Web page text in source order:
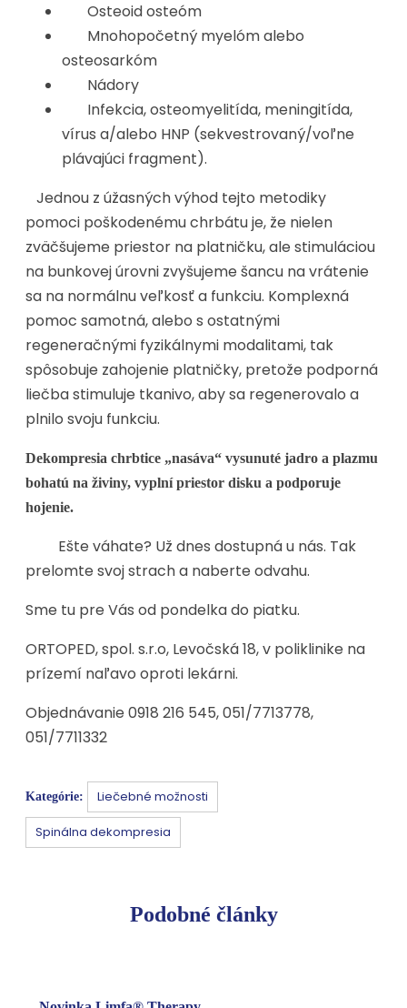
Osteoid osteóm
Mnohopočetný myelóm alebo
osteosarkóm
Nádory
Infekcia, osteomyelitída, meningitída,
vírus a/alebo HNP (sekvestrovaný/voľne
plávajúci fragment).
Jednou z úžasných výhod tejto metodiky
pomoci poškodenému chrbátu je, že nielen
zväčšujeme priestor na platničku, ale stimuláciou
na bunkovej úrovni zvyšujeme šancu na vrátenie
sa na normálnu veľkosť a funkciu. Komplexná
pomoc samotná, alebo s ostatnými
regeneračnými fyzikálnymi modalitami, tak
spôsobuje zahojenie platničky, pretože podporná
liečba stimuluje tkanivo, aby sa regenerovalo a
plnilo svoju funkciu.
Dekompresia chrbtice „nasáva“ vysunuté jadro a plazmu
bohatú na živiny, vyplní priestor disku a podporuje
hojenie.
Ešte váhate? Už dnes dostupná u nás. Tak
prelomte svoj strach a naberte odvahu.
Sme tu pre Vás od pondelka do piatku.
ORTOPED, spol. s.r.o, Levočská 18, v poliklinike na
prízemí naľavo oproti lekárni.
Objednávanie 0918 216 545, 051/7713778,
051/7711332
Kategórie: Liečebné možnosti
Spinálna dekompresia
Podobné články